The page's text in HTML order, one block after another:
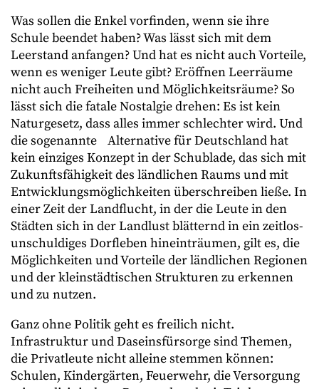
Was sollen die Enkel vorfinden, wenn sie ihre
Schule beendet haben? Was lässt sich mit dem
Leerstand anfangen? Und hat es nicht auch Vorteile,
wenn es weniger Leute gibt? Eröffnen Leerräume
nicht auch Freiheiten und Möglichkeitsräume? So
lässt sich die fatale Nostalgie drehen: Es ist kein
Naturgesetz, dass alles immer schlechter wird. Und
die sogenannte Alternative für Deutschland hat
kein einziges Konzept in der Schublade, das sich mit
Zukunftsfähigkeit des ländlichen Raums und mit
Entwicklungsmöglichkeiten überschreiben ließe. In
einer Zeit der Landflucht, in der die Leute in den
Städten sich in der Landlust blätternd in ein zeitlos-
unschuldiges Dorfleben hineinträumen, gilt es, die
Möglichkeiten und Vorteile der ländlichen Regionen
und der kleinstädtischen Strukturen zu erkennen
und zu nutzen.
Ganz ohne Politik geht es freilich nicht.
Infrastruktur und Daseinsfürsorge sind Themen,
die Privatleute nicht alleine stemmen können:
Schulen, Kindergärten, Feuerwehr, die Versorgung